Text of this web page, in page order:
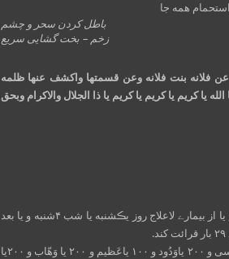
باطل کردن سحر و چشم
زخم – بخت گشایی سریع
همه جا
فلانه بنت فلانه وعن قسمتها واکشف عنها ظلمه
یا کریم یا کریم یا کریم یا ذا الجلال والاکرام وبحق
با توکل به خدا و با نیت خالصانه جهت خلاصی از یڪ گرفتارےمهم یا از بیمارے لاعلاج روز یڪشنبه یا شب ۴شنبه و یا بعد
سپس ۷۰بار استغفر الله و ۷۰ صلوات و ۳۰ اخلاص و یڪ آیه الکرسی و ۲۰۰ یاوَدُود و ۱۰۰ یاعَظیم و ۲۰۰ یا وَهّاب و ۲۰۰یا